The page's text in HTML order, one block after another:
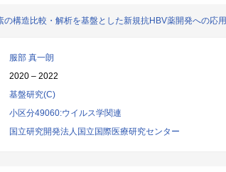
の構造比較・解析を基盤とした新規抗HBV薬開発への応用
服部 真一朗
2020 – 2022
基盤研究(C)
小区分49060:ウイルス学関連
国立研究開発法人国立国際医療研究センター